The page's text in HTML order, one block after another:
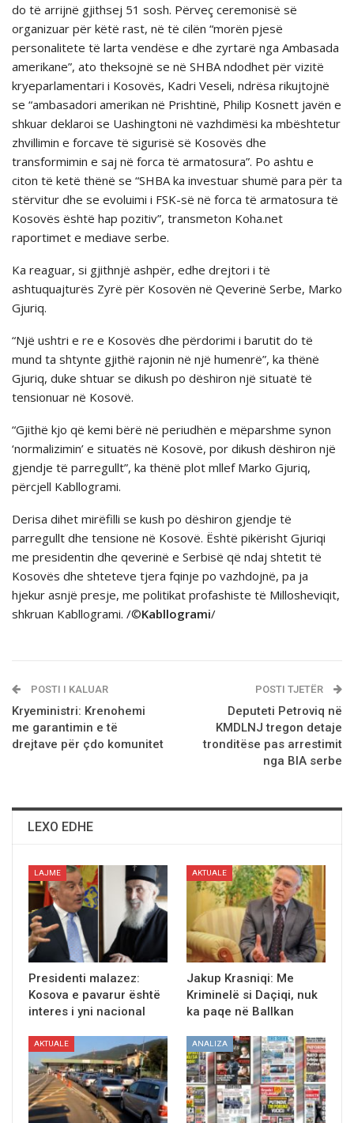
do të arrijnë gjithsej 51 sosh. Përveç ceremonisë së
organizuar për këtë rast, në të cilën “morën pjesë
personalitete të larta vendëse e dhe zyrtarë nga Ambasada
amerikane”, ato theksojnë se në SHBA ndodhet për vizitë
kryeparlamentari i Kosovës, Kadri Veseli, ndrësa rikujtojnë
se “ambasadori amerikan në Prishtinë, Philip Kosnett javën e
shkuar deklaroi se Uashingtoni në vazhdimësi ka mbështetur
zhvillimin e forcave të sigurisë së Kosovës dhe
transformimin e saj në forca të armatosura”. Po ashtu e
citon të ketë thënë se “SHBA ka investuar shumë para për ta
stërvitur dhe se evoluimi i FSK-së në forca të armatosura të
Kosovës është hap pozitiv”, transmeton Koha.net
raportimet e mediave serbe.
Ka reaguar, si gjithnjё ashpër, edhe drejtori i të
ashtuquajturës Zyrë për Kosovën në Qeverinё Serbe, Marko
Gjuriq.
“Një ushtri e re e Kosovës dhe përdorimi i barutit do të
mund ta shtynte gjithë rajonin në një humenrë”, ka thёnё
Gjuriq, duke shtuar se dikush po dëshiron një situatë të
tensionuar në Kosovë.
“Gjithë kjo që kemi bërë në periudhën e mëparshme synon
‘normalizimin’ e situatës në Kosovë, por dikush dëshiron një
gjendje të parregullt”, ka thёnё plot mllef Marko Gjuriq,
pёrcjell Kabllogrami.
Derisa dihet mirёfilli se kush po dёshiron gjendje tё
parregullt dhe tensione nё Kosovё. Ёshtё pikёrisht Gjuriqi
me presidentin dhe qeverinё e Serbisё qё ndaj shtetit tё
Kosovёs dhe shteteve tjera fqinje po vazhdojnё, pa ja
hjekur asnjё presje, me politikat profashiste tё Millosheviqit,
shkruan Kabllogrami. /©Kabllogrami/
POSTI I KALUAR
Kryeministri: Krenohemi
me garantimin e të
drejtave për çdo komunitet
POSTI TJETËR
Deputeti Petroviq nё
KMDLNJ tregon detaje
tronditëse pas arrestimit
nga BIA serbe
LEXO EDHE
LAJME
Presidenti malazez:
Kosova e pavarur është
interes i yni nacional
AKTUALE
Jakup Krasniqi: Me
Kriminelë si Daçiqi, nuk
ka paqe në Ballkan
AKTUALE ANALIZA